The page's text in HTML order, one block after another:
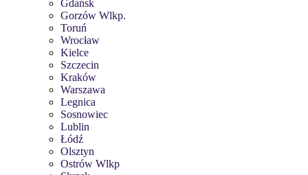
Gdańsk
Gorzów Wlkp.
Toruń
Wrocław
Kielce
Szczecin
Kraków
Warszawa
Legnica
Sosnowiec
Lublin
Łódź
Olsztyn
Ostrów Wlkp